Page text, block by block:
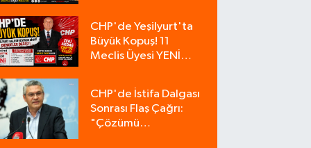
CHP'de Yeşilyurt'ta
Büyük Kopuş! 11
Meclis Üyesi YENİ
Tek Üyeyle Kaldı
CHP'de İstifa Dalgası
Sonrası Flaş Çağrı:
"Çözümü